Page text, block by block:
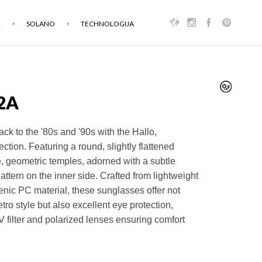
SOLANO TECHNOLOGIJA
to the '80s and '90s with the Hallo,
Featuring a round, slightly flattened
geometric temples, adorned with a subtle
on the inner side. Crafted from lightweight
PC material, these sunglasses offer not
style but also excellent eye protection,
filter and polarized lenses ensuring comfort